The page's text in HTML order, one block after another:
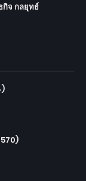
กิจ กลยุทธ์